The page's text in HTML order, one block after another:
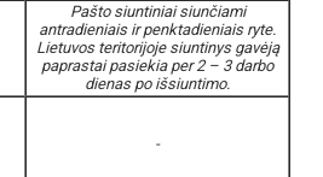
Pašto siuntiniai siunčiami
antradieniais ir penktadieniais ryte.
Lietuvos teritorijoje siuntinys gavėją
paprastai pasiekia per 2 – 3 darbo
dienas po išsiuntimo.
-